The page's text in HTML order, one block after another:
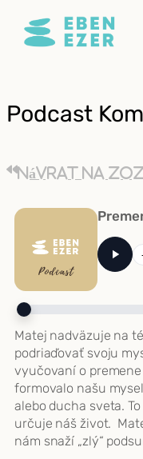
Prejsť
Podcast
Návrat na
Matej nadväzuje na
podriaďovať svoju
vyučovaní o
formovalo našu
alebo ducha sveta.
určuje náš život.
nám snaží „zlý“